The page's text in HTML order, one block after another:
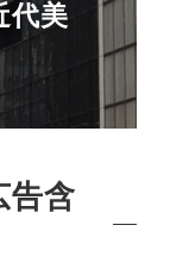
代美
告含